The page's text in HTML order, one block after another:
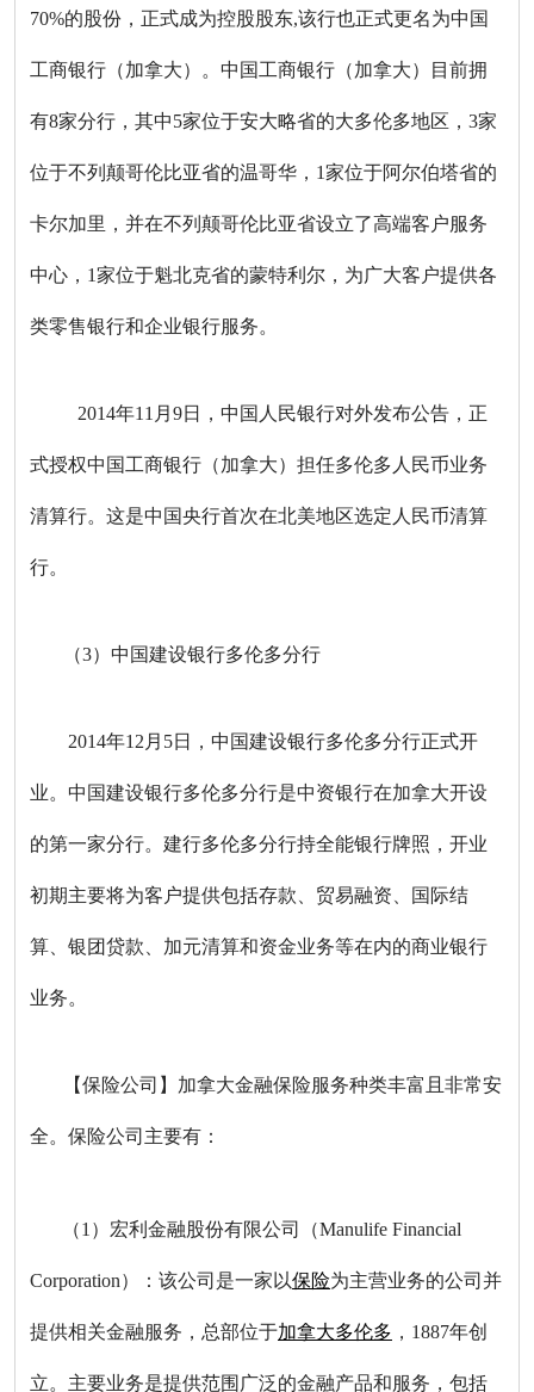
70%的股份，正式成为控股股东,该行也正式更名为中国
工商银行（加拿大）。中国工商银行（加拿大）目前拥
有8家分行，其中5家位于安大略省的大多伦多地区，3家
位于不列颠哥伦比亚省的温哥华，1家位于阿尔伯塔省的
卡尔加里，并在不列颠哥伦比亚省设立了高端客户服务
中心，1家位于魁北克省的蒙特利尔，为广大客户提供各
类零售银行和企业银行服务。
2014年11月9日，中国人民银行对外发布公告，正
式授权中国工商银行（加拿大）担任多伦多人民币业务
清算行。这是中国央行首次在北美地区选定人民币清算
行。
（3）中国建设银行多伦多分行
2014年12月5日，中国建设银行多伦多分行正式开
业。中国建设银行多伦多分行是中资银行在加拿大开设
的第一家分行。建行多伦多分行持全能银行牌照，开业
初期主要将为客户提供包括存款、贸易融资、国际结
算、银团贷款、加元清算和资金业务等在内的商业银行
业务。
【保险公司】加拿大金融保险服务种类丰富且非常安
全。保险公司主要有：
（1）宏利金融股份有限公司（Manulife Financial
Corporation）：该公司是一家以保险为主营业务的公司并
提供相关金融服务，总部位于加拿大多伦多 ，1887年创
立。主要业务是提供范围广泛的金融产品和服务，包括